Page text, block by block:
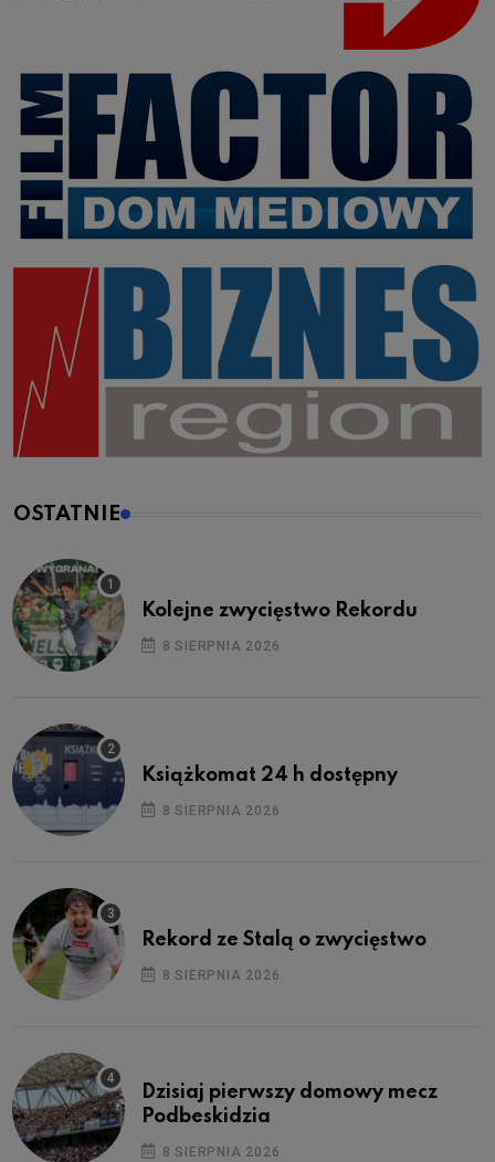
OSTATNIE
Kolejne zwycięstwo Rekordu
8 SIERPNIA 2026
Książkomat 24 h dostępny
8 SIERPNIA 2026
Rekord ze Stalą o zwycięstwo
8 SIERPNIA 2026
Dzisiaj pierwszy domowy mecz
Podbeskidzia
8 SIERPNIA 2026